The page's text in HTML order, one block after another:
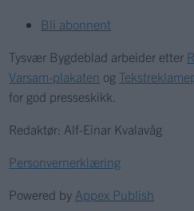
Bli abonnent
Tysvær Bygdeblad arbeider etter
Varsam-plakaten og
for god presseskikk.
Redaktør: Alf-Einar Kvalavåg
Personvernerklæring
Powered by Appex Publish